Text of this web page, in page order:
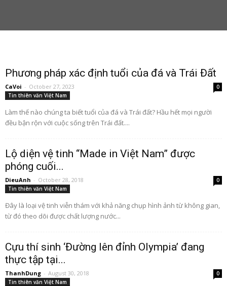
Phương pháp xác định tuổi của đá và Trái Đất
CaVoi - October 27, 2023
0
Tin thiên văn Việt Nam
Làm thế nào chúng ta biết tuổi của đá và Trái đất? Hầu hết mọi người
đều bận rộn với cuộc sống trên Trái đất....
Lộ diện vệ tinh “Made in Việt Nam” được
phóng cuối...
DieuAnh - October 28, 2018
0
Tin thiên văn Việt Nam
Đây là loại vệ tinh viễn thám với khả năng chụp hình ảnh từ không gian,
từ đó theo dõi được chất lượng nước...
Cựu thí sinh ‘Đường lên đỉnh Olympia’ đang
thực tập tại...
ThanhDung - August 30, 2018
0
Tin thiên văn Việt Nam